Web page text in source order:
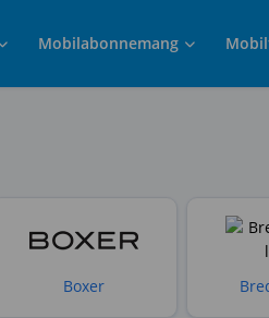
Mobilabonnemang
Boxer